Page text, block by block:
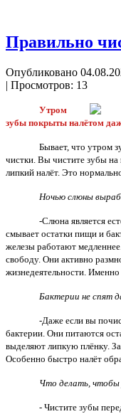
Правильно
Опубликовано
| Просмотров: 13
Утром
зубы покрыты налётом
Бывает, что утром
чистки. Вы чистите зубы на
липкий налёт. Это
Ночью слюны
-Слюна является
смывает остатки пищи и
железы работают
свободу. Они активно
жизнедеятельности.
Бактерии не спят
-Даже если вы
бактерии. Они питаются
выделяют липкую плёнку. За
Особенно быстро налёт
Что делать,
- Чистите зубы